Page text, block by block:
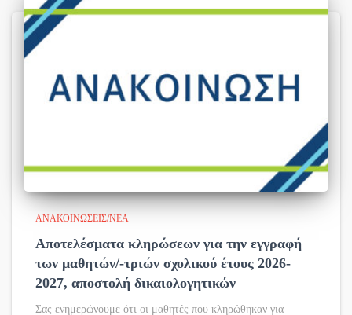
ΑΝΑΚΟΙΝΏΣΕΙΣ/ΝΈΑ
Αποτελέσματα κληρώσεων για την εγγραφή
των μαθητών/-τριών σχολικού έτους 2026-
2027, αποστολή δικαιολογητικών
Σας ενημερώνουμε ότι οι μαθητές που κληρώθηκαν για